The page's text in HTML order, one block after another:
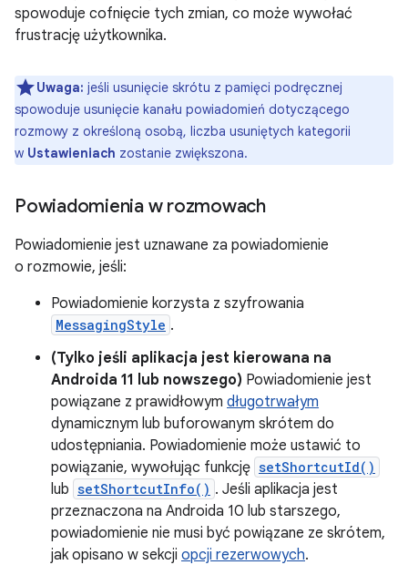
spowoduje cofnięcie tych zmian, co może wywołać
frustrację użytkownika.
Uwaga: jeśli usunięcie skrótu z pamięci podręcznej
spowoduje usunięcie kanału powiadomień dotyczącego
rozmowy z określoną osobą, liczba usuniętych kategorii
w Ustawieniach zostanie zwiększona.
Powiadomienia w rozmowach
Powiadomienie jest uznawane za powiadomienie
o rozmowie, jeśli:
Powiadomienie korzysta z szyfrowania
MessagingStyle .
(Tylko jeśli aplikacja jest kierowana na
Androida 11 lub nowszego) Powiadomienie jest
powiązane z prawidłowym długotrwałym
dynamicznym lub buforowanym skrótem do
udostępniania. Powiadomienie może ustawić to
powiązanie, wywołując funkcję setShortcutId()
lub setShortcutInfo() . Jeśli aplikacja jest
przeznaczona na Androida 10 lub starszego,
powiadomienie nie musi być powiązane ze skrótem,
jak opisano w sekcji opcji rezerwowych.